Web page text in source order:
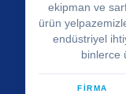
ekipman ve
ürün
endüstriyel
binlerce
FİRMA